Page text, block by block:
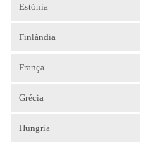
Estónia
Finlândia
França
Grécia
Hungria